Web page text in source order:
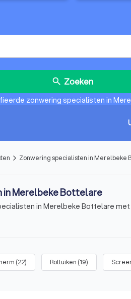
search Zoeken
zonwering specialisten in
arrow_forward_ios Zonwering specialisten in Merelbeke
in Merelbeke Bottelare
in Merelbeke Bottelare
(22) Rolluiken (19)